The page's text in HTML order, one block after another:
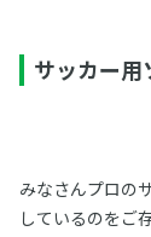
サッカー用
みなさんプロの
しているのをご